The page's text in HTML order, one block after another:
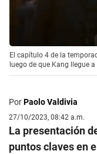
El capítulo 4 de la
luego de que Kang llegue
PorPaolo Valdivia
27/10/2023, 08:42 a.m.
La presentación
puntos claves en